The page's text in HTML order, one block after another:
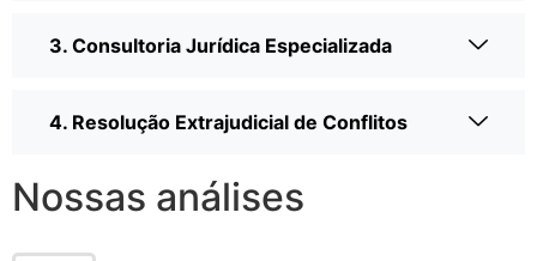
3. Consultoria Jurídica Especializada
4. Resolução Extrajudicial de Conflitos
Nossas análises